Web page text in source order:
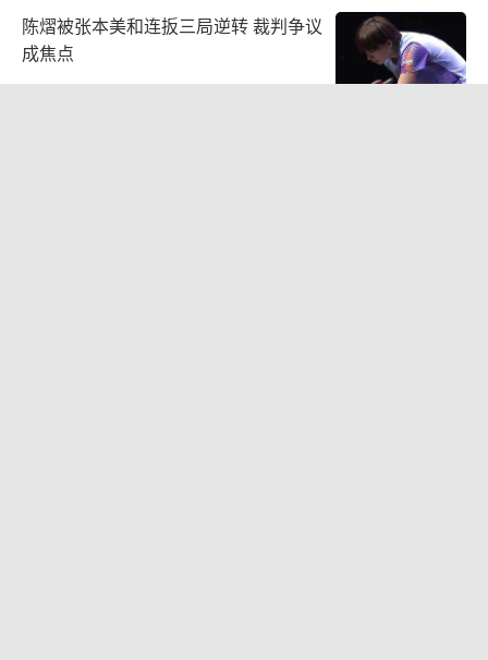
陈熠被张本美和连扳三局逆转 裁判争议
成焦点
2026-08-06 20:59:54